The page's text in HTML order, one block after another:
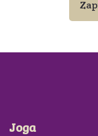
Joga